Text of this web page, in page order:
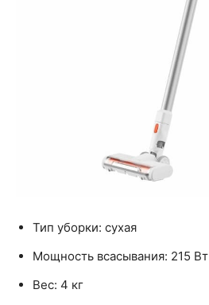
Тип уборки: сухая
Мощность всасывания: 215 Вт
Вес: 4 кг